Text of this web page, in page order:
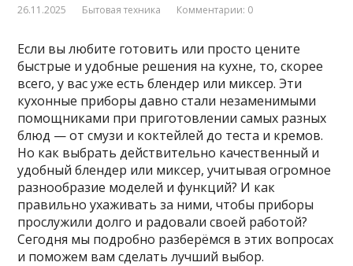
26.11.2025 Бытовая техника Комментарии: 0
Если вы любите готовить или просто цените
быстрые и удобные решения на кухне, то, скорее
всего, у вас уже есть блендер или миксер. Эти
кухонные приборы давно стали незаменимыми
помощниками при приготовлении самых разных
блюд — от смузи и коктейлей до теста и кремов.
Но как выбрать действительно качественный и
удобный блендер или миксер, учитывая огромное
разнообразие моделей и функций? И как
правильно ухаживать за ними, чтобы приборы
прослужили долго и радовали своей работой?
Сегодня мы подробно разберёмся в этих вопросах
и поможем вам сделать лучший выбор.